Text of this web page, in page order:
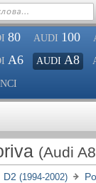
80 AUDI 100
A6 AUDI A8
(Audi
D2 (1994-2002)